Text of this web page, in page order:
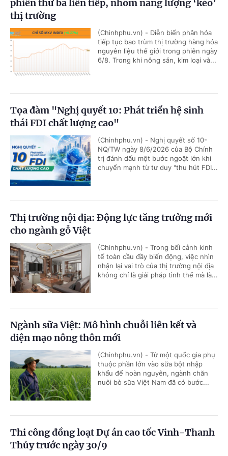
phiên thứ ba liên tiếp, nhóm năng lượng ‘kéo’
thị trường
(Chinhphu.vn) - Diễn biến phân hóa
tiếp tục bao trùm thị trường hàng hóa
nguyên liệu thế giới trong phiên ngày
6/8. Trong khi nông sản, kim loại và...
Tọa đàm "Nghị quyết 10: Phát triển hệ sinh
thái FDI chất lượng cao"
(Chinhphu.vn) - Nghị quyết số 10-
NQ/TW ngày 8/6/2026 của Bộ Chính
trị đánh dấu một bước ngoặt lớn khi
chuyển mạnh từ tư duy "thu hút FDI...
Thị trường nội địa: Động lực tăng trưởng mới
cho ngành gỗ Việt
(Chinhphu.vn) - Trong bối cảnh kinh
tế toàn cầu đầy biến động, việc nhìn
nhận lại vai trò của thị trường nội địa
không chỉ là giải pháp tình thế mà là...
Ngành sữa Việt: Mô hình chuỗi liên kết và
diện mạo nông thôn mới
(Chinhphu.vn) - Từ một quốc gia phụ
thuộc phần lớn vào sữa bột nhập
khẩu để hoàn nguyên, ngành chăn
nuôi bò sữa Việt Nam đã có bước...
Thi công đồng loạt Dự án cao tốc Vinh-Thanh
Thủy trước ngày 30/9